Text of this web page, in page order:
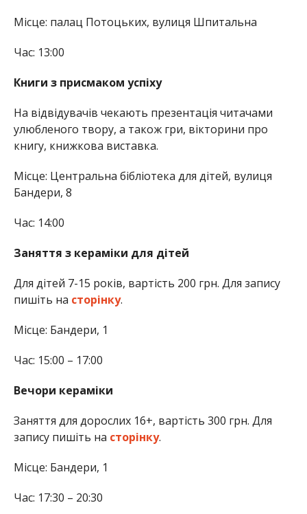
Місце: палац Потоцьких, вулиця Шпитальна
Час: 13:00
Книги з присмаком успіху
На відвідувачів чекають презентація читачами
улюбленого твору, а також гри, вікторини про
книгу, книжкова виставка.
Місце: Центральна бібліотека для дітей, вулиця
Бандери, 8
Час: 14:00
Заняття з кераміки для дітей
Для дітей 7-15 років, вартість 200 грн. Для запису
пишіть на сторінку.
Місце: Бандери, 1
Час: 15:00 – 17:00
Вечори кераміки
Заняття для дорослих 16+, вартість 300 грн. Для
запису пишіть на сторінку.
Місце: Бандери, 1
Час: 17:30 – 20:30